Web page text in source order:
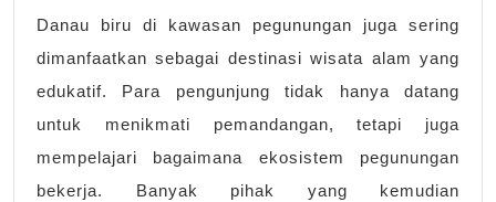
Danau biru di kawasan pegunungan juga sering
dimanfaatkan sebagai destinasi wisata alam yang
edukatif. Para pengunjung tidak hanya datang
untuk menikmati pemandangan, tetapi juga
mempelajari bagaimana ekosistem pegunungan
bekerja. Banyak pihak yang kemudian